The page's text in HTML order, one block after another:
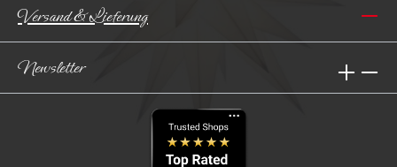
Versand & Lieferung
Newsletter